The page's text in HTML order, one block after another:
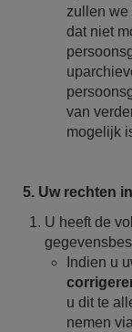
zullen we
dat niet
van
mogelijk
5. Uw rechten
U heeft de
Indien u
u dit te
nemen